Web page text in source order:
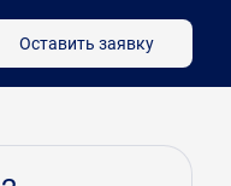
Оставить заявку
Забронировать